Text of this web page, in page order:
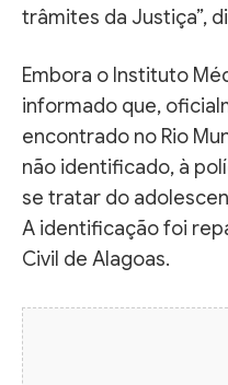
trâmites da Justiça”,
Embora o Instituto
informado que,
encontrado no Rio
não identificado, à
se tratar do
A identificação foi
Civil de Alagoas.